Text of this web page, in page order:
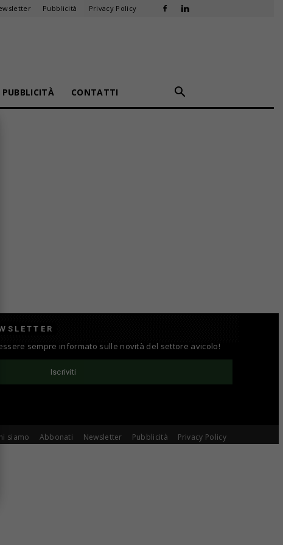
Pubblicità Privacy Policy
PUBBLICITÀ CONTATTI
sempre informato sulle novità del settore avicolo!
Iscriviti
siamo Abbonati Newsletter Pubblicità Privacy Policy